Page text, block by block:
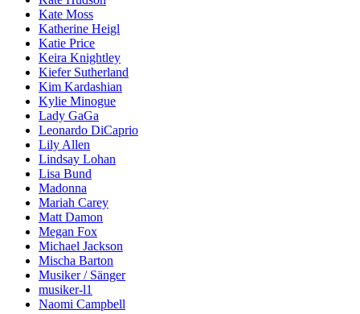
Kate Moss
Katherine Heigl
Katie Price
Keira Knightley
Kiefer Sutherland
Kim Kardashian
Kylie Minogue
Lady GaGa
Leonardo DiCaprio
Lily Allen
Lindsay Lohan
Lisa Bund
Madonna
Mariah Carey
Matt Damon
Megan Fox
Michael Jackson
Mischa Barton
Musiker / Sänger
musiker-l1
Naomi Campbell